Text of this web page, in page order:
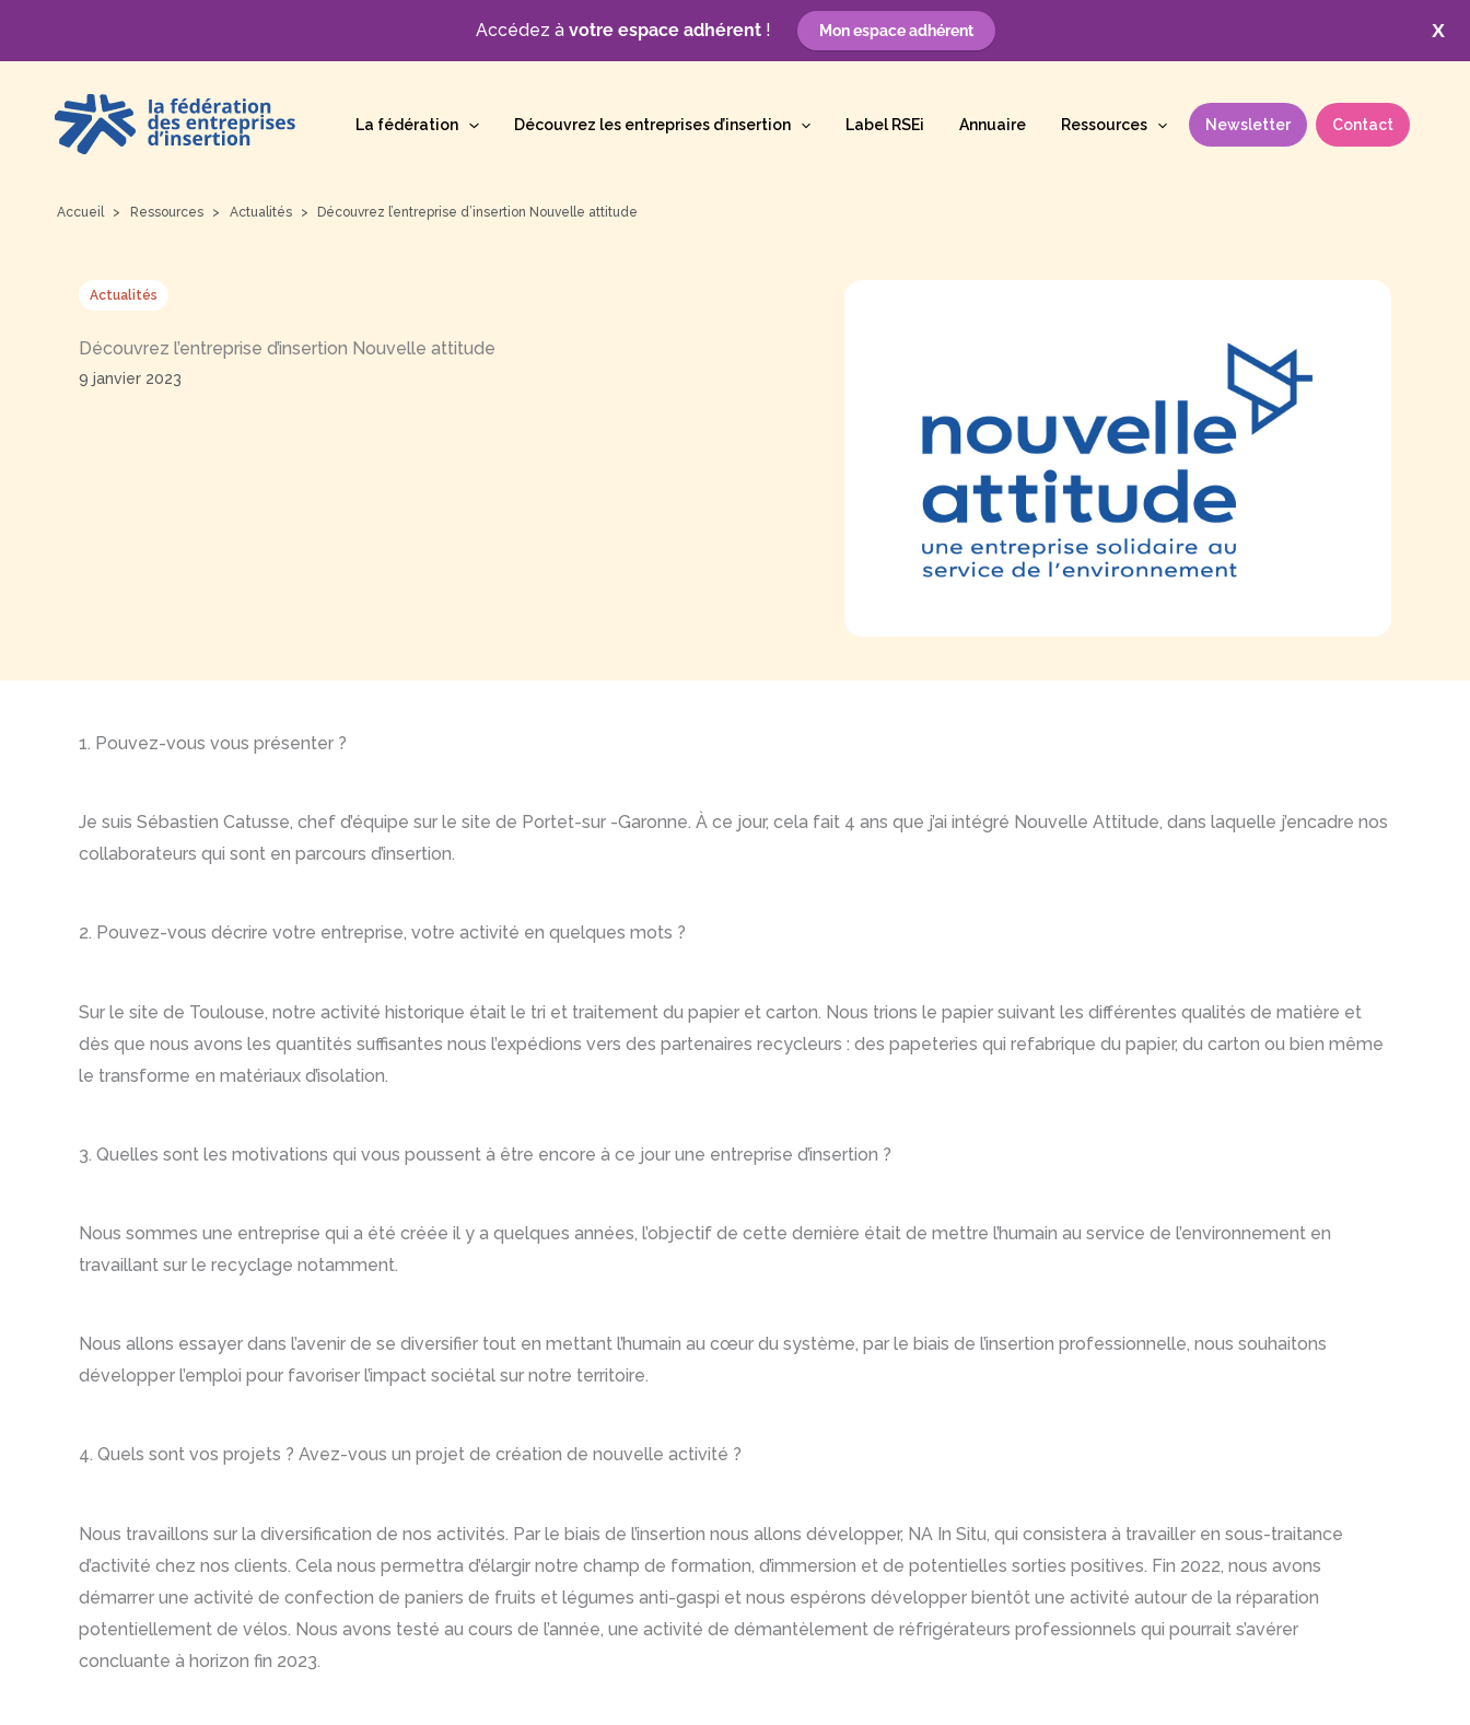
X
Accédez à votre espace adhérent! Mon espace adhérent
contenu
La fédération Découvrez les entreprises d’insertion Label RSEi Annuaire Ressources Newsletter Contact
Accueil Ressources Actualités Découvrez l’entreprise d’insertion Nouvelle attitude
Actualités
Découvrez l’entreprise d’insertion Nouvelle attitude
9 janvier 2023
1. Pouvez-vous vous présenter ?
Je suis Sébastien Catusse, chef d’équipe sur le site de Portet-sur -Garonne. À ce jour, cela fait 4 ans que j’ai intégré Nouvelle Attitude, dans laquelle j’encadre nos
collaborateurs qui sont en parcours d’insertion.
2. Pouvez-vous décrire votre entreprise, votre activité en quelques mots ?
Sur le site de Toulouse, notre activité historique était le tri et traitement du papier et carton. Nous trions le papier suivant les différentes qualités de matière et
dès que nous avons les quantités suffisantes nous l’expédions vers des partenaires recycleurs : des papeteries qui refabrique du papier, du carton ou bien même
le transforme en matériaux d’isolation.
3. Quelles sont les motivations qui vous poussent à être encore à ce jour une entreprise d’insertion ?
Nous sommes une entreprise qui a été créée il y a quelques années, l’objectif de cette dernière était de mettre l’humain au service de l’environnement en
travaillant sur le recyclage notamment.
Nous allons essayer dans l’avenir de se diversifier tout en mettant l’humain au cœur du système, par le biais de l’insertion professionnelle, nous souhaitons
développer l’emploi pour favoriser l’impact sociétal sur notre territoire.
4. Quels sont vos projets ? Avez-vous un projet de création de nouvelle activité ?
Nous travaillons sur la diversification de nos activités. Par le biais de l’insertion nous allons développer, NA In Situ, qui consistera à travailler en sous-traitance
d’activité chez nos clients. Cela nous permettra d’élargir notre champ de formation, d’immersion et de potentielles sorties positives. Fin 2022, nous avons
démarrer une activité de confection de paniers de fruits et légumes anti-gaspi et nous espérons développer bientôt une activité autour de la réparation
potentiellement de vélos. Nous avons testé au cours de l’année, une activité de démantèlement de réfrigérateurs professionnels qui pourrait s’avérer
concluante à horizon fin 2023.